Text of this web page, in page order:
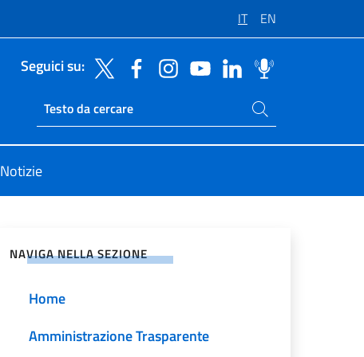
IT EN
Seguici su:
Ricerca sito live
Cerca nel sito
Notizie
NAVIGA NELLA SEZIONE
Home
Amministrazione Trasparente